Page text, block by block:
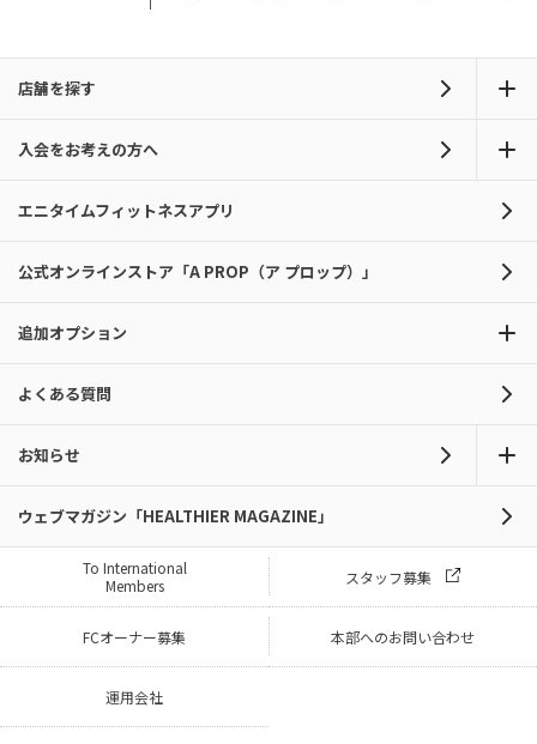
店舗を探す
入会をお考えの方へ
エニタイムフィットネスアプリ
公式オンラインストア「A PROP（ア プロップ）」
追加オプション
よくある質問
お知らせ
ウェブマガジン「HEALTHIER MAGAZINE」
To International
Members
スタッフ募集
FCオーナー募集 本部へのお問い合わせ
運用会社